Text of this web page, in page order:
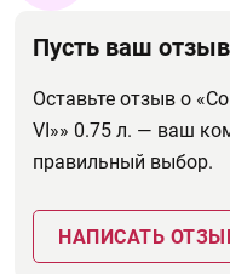
Пусть ваш
Оставьте отзыв о
VI»» 0.75 л. — ваш
правильный выбор.
НАПИСАТЬ